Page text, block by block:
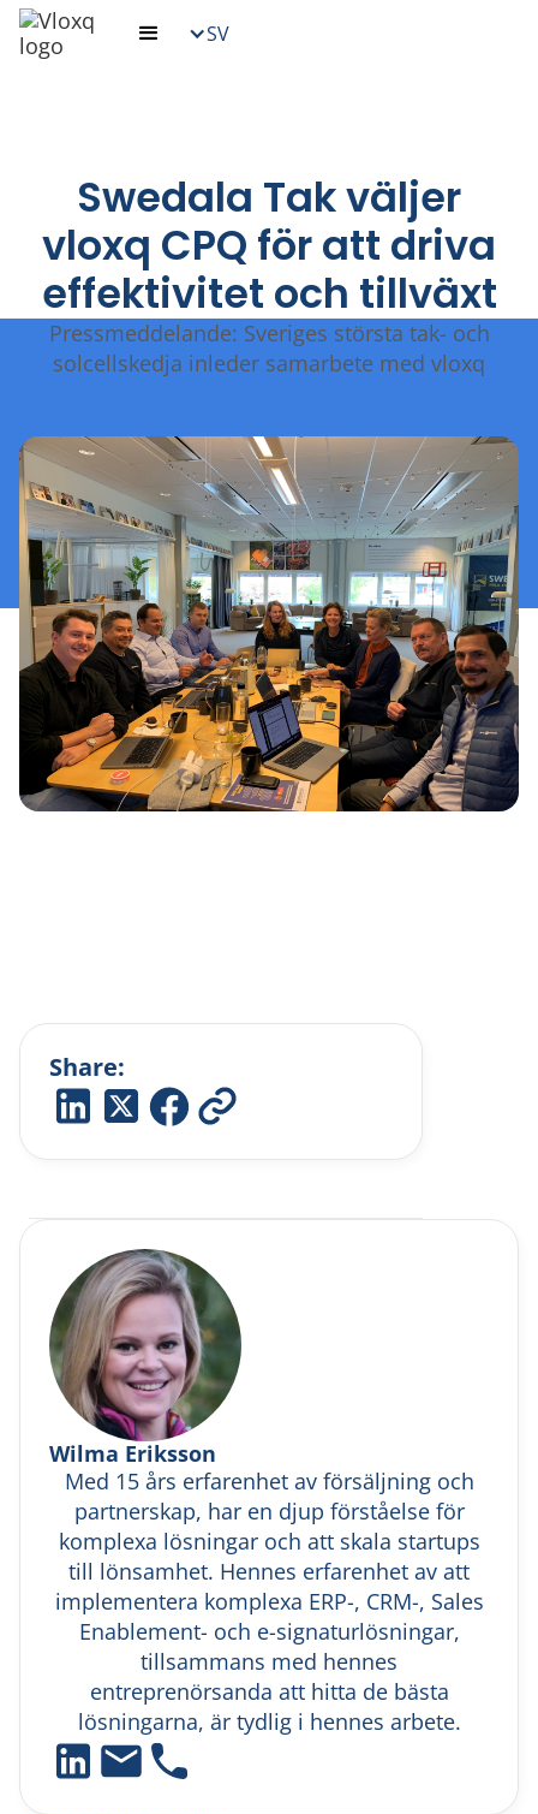
SV
Swedala Tak väljer
vloxq CPQ för att driva
effektivitet och tillväxt
Pressmeddelande: Sveriges största tak- och
solcellskedja inleder samarbete med vloxq
Share:
Wilma Eriksson
Med 15 års erfarenhet av försäljning och
partnerskap, har en djup förståelse för
komplexa lösningar och att skala startups
till lönsamhet. Hennes erfarenhet av att
implementera komplexa ERP-, CRM-, Sales
Enablement- och e-signaturlösningar,
tillsammans med hennes
entreprenörsanda att hitta de bästa
lösningarna, är tydlig i hennes arbete.